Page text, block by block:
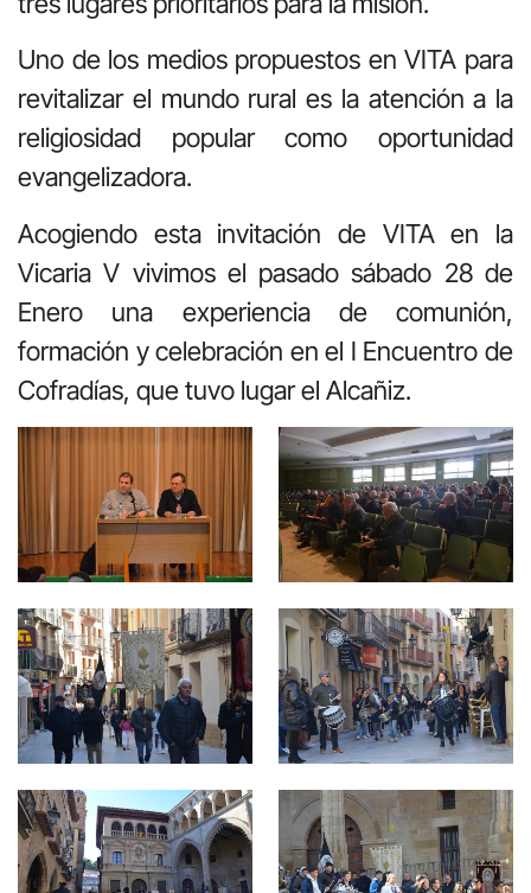
Uno de los medios propuestos en VITA para
revitalizar el mundo rural es la atención a la
religiosidad popular como oportunidad
evangelizadora.
Acogiendo esta invitación de VITA en la
Vicaria V vivimos el pasado sábado 28 de
Enero una experiencia de comunión,
formación y celebración en el I Encuentro de
Cofradías, que tuvo lugar el Alcañiz.